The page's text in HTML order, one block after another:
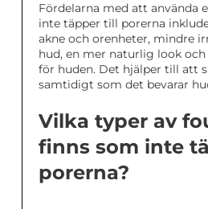
Fördelarna med att använda
inte täpper till porerna
akne och orenheter, mindre
hud, en mer naturlig look
för huden. Det hjälper till att
samtidigt som det bevarar
Vilka typer av
finns som inte
porerna?